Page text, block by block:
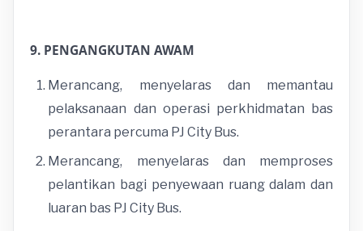
9. PENGANGKUTAN AWAM
Merancang, menyelaras dan memantau
pelaksanaan dan operasi perkhidmatan bas
perantara percuma PJ City Bus.
Merancang, menyelaras dan memproses
pelantikan bagi penyewaan ruang dalam dan
luaran bas PJ City Bus.